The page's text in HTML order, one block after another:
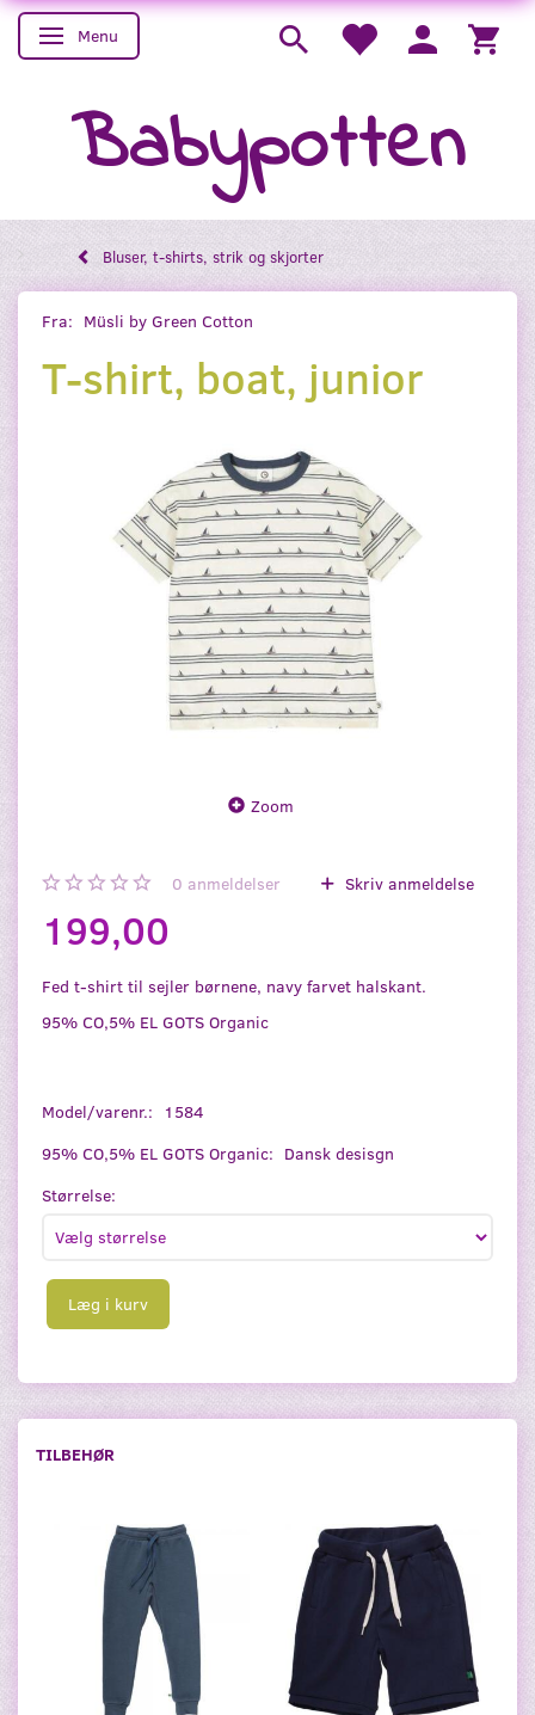
Skifte navigation
Menu
Babypotten
Bluser, t-shirts, strik og skjorter
Fra: Müsli by Green Cotton
T-shirt, boat, junior
Zoom
0 anmeldelser Skriv anmeldelse
199,00
Fed t-shirt til sejler børnene, navy farvet halskant.
95% CO,5% EL GOTS Organic
Model/varenr.:
1584
95% CO,5% EL GOTS Organic: Dansk desisgn
Størrelse:
Læg i kurv
TILBEHØR